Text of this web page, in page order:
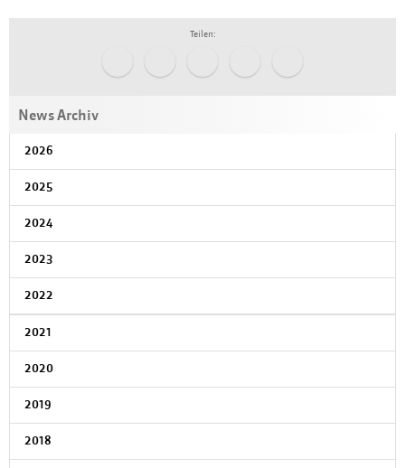
Teilen:
News Archiv
2026
2025
2024
2023
2022
2021
2020
2019
2018